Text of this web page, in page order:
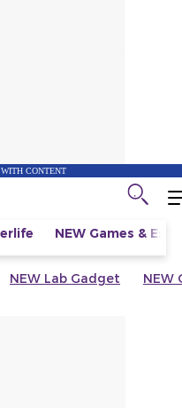
CONTENT
NEW Games &
NEW Lab Gadget NEW